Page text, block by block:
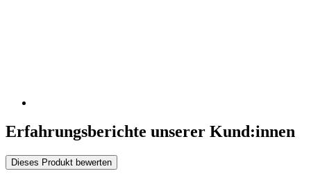
Erfahrungsberichte unserer Kund:innen
Dieses Produkt bewerten